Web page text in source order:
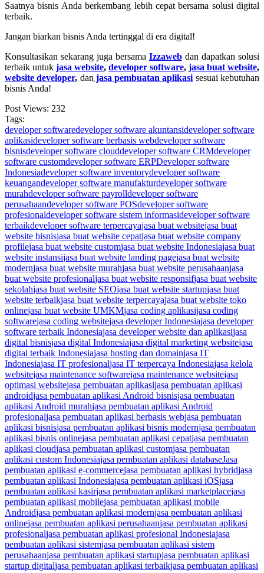
Saatnya bisnis Anda berkembang lebih cepat bersama solusi digital
terbaik.
Jangan biarkan bisnis Anda tertinggal di era digital!
Konsultasikan sekarang juga bersama Izzaweb dan dapatkan solusi
terbaik untuk jasa website, developer software, jasa buat website,
website developer, dan jasa pembuatan aplikasi sesuai kebutuhan
bisnis Anda!
Post Views: 232
Tags:
developer softwaredeveloper software akuntansideveloper software
aplikasideveloper software berbasis webdeveloper software
bisnisdeveloper software clouddeveloper software CRMdeveloper
software customdeveloper software ERPDeveloper software
Indonesiadeveloper software inventorydeveloper software
keuangandeveloper software manufakturdeveloper software
murahdeveloper software payrolldeveloper software
perusahaandeveloper software POSdeveloper software
profesionaldeveloper software sistem informasideveloper software
terbaikdeveloper software terpercayajasa buat websitejasa buat
website bisnisjasa buat website cepatjasa buat website company
profilejasa buat website customjasa buat website Indonesiajasa buat
website instansijasa buat website landing pagejasa buat website
modernjasa buat website murahjasa buat website perusahaanjasa
buat website profesionaljasa buat website responsifjasa buat website
sekolahjasa buat website SEOjasa buat website startupjasa buat
website terbaikjasa buat website terpercayajasa buat website toko
onlinejasa buat website UMKMjasa coding aplikasijasa coding
softwarejasa coding websitejasa developer Indonesiajasa developer
software terbaik Indonesiajasa developer website dan aplikasijasa
digital bisnisjasa digital Indonesiajasa digital marketing websitejasa
digital terbaik Indonesiajasa hosting dan domainjasa IT
Indonesiajasa IT profesionaljasa IT terpercaya Indonesiajasa kelola
websitejasa maintenance softwarejasa maintenance websitejasa
optimasi websitejasa pembuatan aplikasijasa pembuatan aplikasi
androidjasa pembuatan aplikasi Android bisnisjasa pembuatan
aplikasi Android murahjasa pembuatan aplikasi Android
profesionaljasa pembuatan aplikasi berbasis webjasa pembuatan
aplikasi bisnisjasa pembuatan aplikasi bisnis modernjasa pembuatan
aplikasi bisnis onlinejasa pembuatan aplikasi cepatjasa pembuatan
aplikasi cloudjasa pembuatan aplikasi customjasa pembuatan
aplikasi custom Indonesiajasa pembuatan aplikasi databaseJasa
pembuatan aplikasi e-commercejasa pembuatan aplikasi hybridjasa
pembuatan aplikasi Indonesiajasa pembuatan aplikasi iOSjasa
pembuatan aplikasi kasirjasa pembuatan aplikasi marketplacejasa
pembuatan aplikasi mobilejasa pembuatan aplikasi mobile
Androidjasa pembuatan aplikasi modernjasa pembuatan aplikasi
onlinejasa pembuatan aplikasi perusahaanjasa pembuatan aplikasi
profesionaljasa pembuatan aplikasi profesional Indonesiajasa
pembuatan aplikasi sistemjasa pembuatan aplikasi sistem
perusahaanjasa pembuatan aplikasi startupjasa pembuatan aplikasi
startup digitaljasa pembuatan aplikasi terbaikjasa pembuatan aplikasi